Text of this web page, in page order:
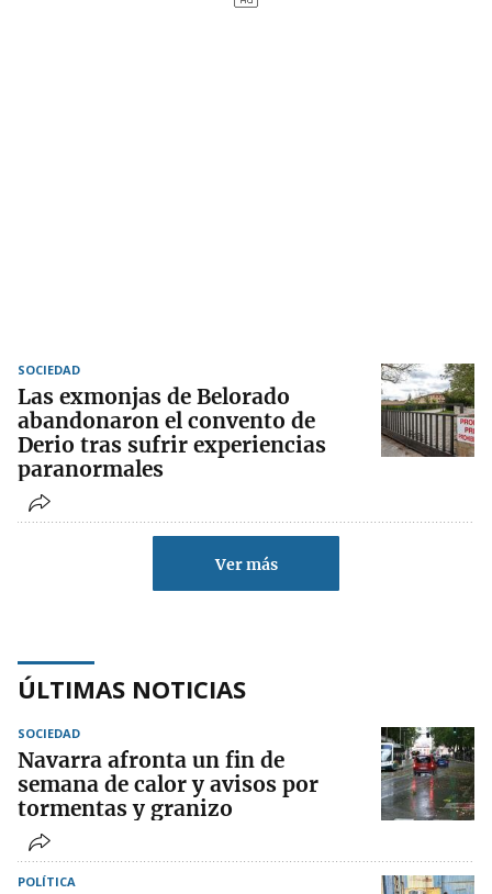
SOCIEDAD
Las exmonjas de Belorado
abandonaron el convento de
Derio tras sufrir experiencias
paranormales
Ver más
ÚLTIMAS NOTICIAS
SOCIEDAD
Navarra afronta un fin de
semana de calor y avisos por
tormentas y granizo
POLÍTICA